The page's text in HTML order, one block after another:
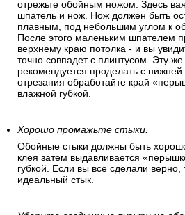
Отрежьте верхнюю часть
Сначала продавите место
границей потолка. Большим
плинтусу. Плотно прижмите
отрежьте обойным ножом. Здесь
шпатель и нож. Нож должен быть
плавным, под небольшим углом к
верхнему краю потолка - и вы
точно совпадет с плинтусом. Эту же
рекомендуется проделать с нижней
отрезания обработайте край
влажной губкой.